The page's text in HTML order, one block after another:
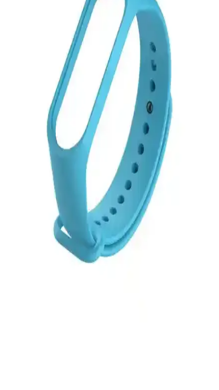
Kadife iç yüzeyli ve silikon malzemeden üretilen bu şık kılıf, iPhone
11'inize estetik ve dayanıklı koruma sağlar, farklı renk seçenekleriyle
MobaxAksesuar Apple Watch Kordonları: Estetik
ve Fonksiyonelliğin Birleşimi
MobaxAksesuar Apple Watch kordonları, çeşitli boyut ve renk
seçenekleriyle estetik ve fonksiyonelliği bir arada sunar. Hafif, esnek
ve ayarlanabilir yapısıyla günlük kullanım için idealdir.
Vip Case 42mm-45mm Apple Watch Silikon
Kordonu İnceleme ve Kullanıcı Yorumları
Vip Case spor silikon kordonu, çeşitli renk ve boyut seçenekleriyle
Apple Watch kullanıcılarına dayanıklı, hafif ve şık bir aksesuar
sunar. Suya ve tere dayanıklı yapısıyla aktif yaşam tarzına uygun.
MobaxAksesuar Apple Watch 10 42mm Kordonu:
Estetik ve Fonksiyonellik Bir Arada
MobaxAksesuar Apple Watch 10 42mm modeli, elastik yapısı ve
canlı renk seçenekleriyle günlük ve spor aktivitelerinde rahatlık ve
şıklık sunar. Farklı bilek ölçülerine uyum sağlar, estetik ve dayanıklı
tasarımıyla öne çıkar.
Kyver Xiaomi Mi Band 3 ve Mi Band 4 Uyumlu